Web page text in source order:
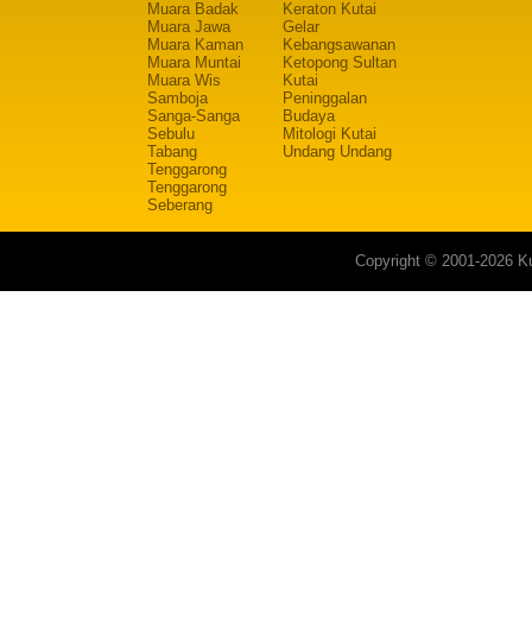
Muara Badak
Muara Jawa
Muara Kaman
Muara Muntai
Muara Wis
Samboja
Sanga-Sanga
Sebulu
Tabang
Tenggarong
Tenggarong
Seberang
Keraton Kutai
Gelar
Kebangsawanan
Ketopong Sultan
Kutai
Peninggalan
Budaya
Mitologi Kutai
Undang Undang
Copyright © 2001-2026